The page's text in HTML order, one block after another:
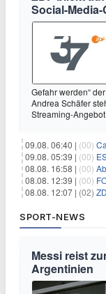
Social-
Gefahr werden“
Andrea Schäfer
Streaming-
09.08. 06:40 | (00)
09.08. 05:39 | (00)
08.08. 16:58 | (00)
08.08. 12:39 | (00)
08.08. 12:07 | (02)
SPORT-NEWS
Messi reist
Argentinien